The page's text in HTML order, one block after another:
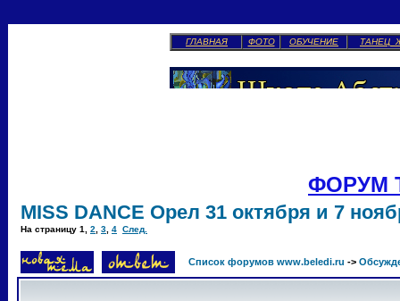
ГЛАВНАЯ ФОТО ОБУЧЕНИЕ ТАНЕЦ
ФОРУМ
MISS DANCE Орел 31 октября и 7
На страницу 1 2 3 4 След.
Список форумов www.beledi.ru ->